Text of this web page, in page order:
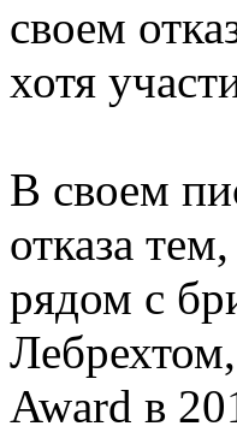
своем
хотя
В своем
отказа
рядом с
Award в